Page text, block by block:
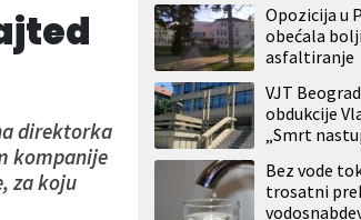
direktorka
kompanije
za koju
Opozicija u
obećala
asfaltiranje
VJT
obdukcije
„Smrt
Bez vode
trosatni